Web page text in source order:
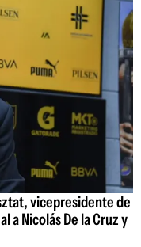
vicepresidente de
a Nicolás De la Cruz y